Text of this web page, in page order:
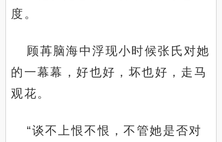
度。
顾苒脑海中浮现小时候张氏对她
的一幕幕，好也好，坏也好，走马
观花。
“谈不上恨不恨，不管她是否对